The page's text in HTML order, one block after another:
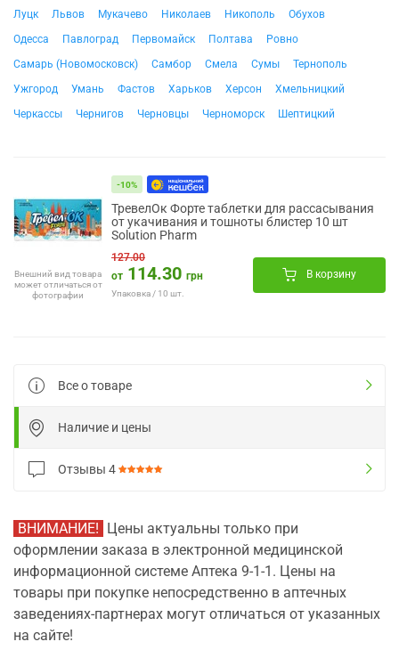
Луцк
Львов Мукачево Николаев Никополь
Обухов
Одесса
Павлоград Первомайск Полтава
Ровно
Самарь (Новомосковск)
Самбор Смела Сумы
Тернополь
Ужгород
Умань Фастов Харьков Херсон
Хмельницкий
Черкассы
Чернигов Черновцы Черноморск Шептицкий
Внешний вид товара
может отличаться от
фотографии
-10%
ТревелОк Форте таблетки для рассасывания
от укачивания и тошноты блистер 10 шт
Solution Pharm
127.00
от 114.30 грн
Упаковка / 10 шт.
В корзину
Все о товаре
Наличие и цены
Отзывы 4
ВНИМАНИЕ! Цены актуальны только при
оформлении заказа в электронной медицинской
информационной системе Аптека 9-1-1. Цены на
товары при покупке непосредственно в аптечных
заведениях-партнерах могут отличаться от указанных
на сайте!